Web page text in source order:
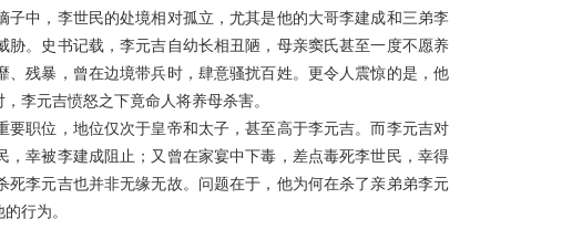
中，李世民的处境相对孤立，尤其是他的大哥李建成和三弟李
。史书记载，李元吉自幼长相丑陋，母亲窦氏甚至一度不愿养
残暴，曾在边境带兵时，肆意骚扰百姓。更令人震惊的是，他
李元吉愤怒之下竟命人将养母杀害。
职位，地位仅次于皇帝和太子，甚至高于李元吉。而李元吉对
幸被李建成阻止；又曾在家宴中下毒，差点毒死李世民，幸得
李元吉也并非无缘无故。问题在于，他为何在杀了亲弟弟李元
行为。